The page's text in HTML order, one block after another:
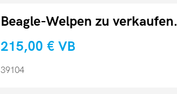
Beagle-Welpen zu verkaufen.
215,00 € VB
39104